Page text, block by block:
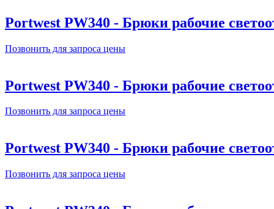
Portwest PW340 - Брюки рабочие
Позвонить для запроса цены
Portwest PW340 - Брюки рабочие
Позвонить для запроса цены
Portwest PW340 - Брюки рабочие
Позвонить для запроса цены